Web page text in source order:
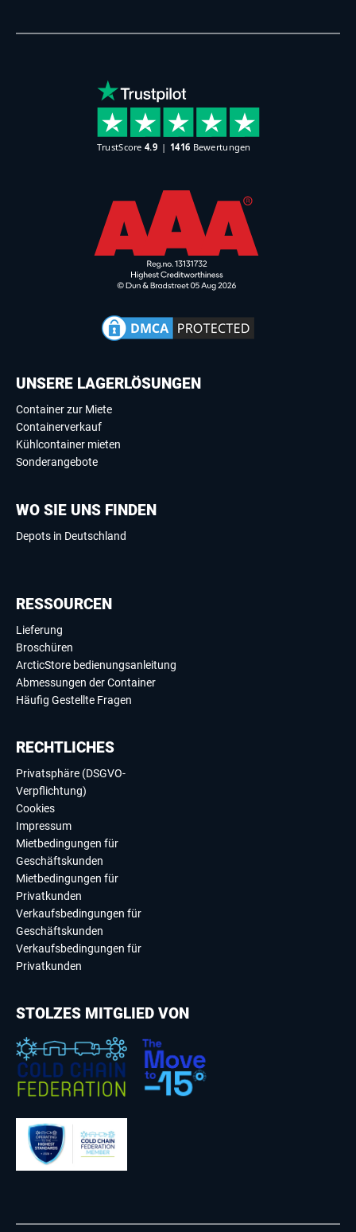
UNSERE LAGERLÖSUNGEN
Container zur Miete
Containerverkauf
Kühlcontainer mieten
Sonderangebote
WO SIE UNS FINDEN
Depots in Deutschland
RESSOURCEN
Lieferung
Broschüren
ArcticStore bedienungsanleitung
Abmessungen der Container
Häufig Gestellte Fragen
RECHTLICHES
Privatsphäre (DSGVO-
Verpflichtung)
Cookies
Impressum
Mietbedingungen für
Geschäftskunden
Mietbedingungen für
Privatkunden
Verkaufsbedingungen für
Geschäftskunden
Verkaufsbedingungen für
Privatkunden
STOLZES MITGLIED VON